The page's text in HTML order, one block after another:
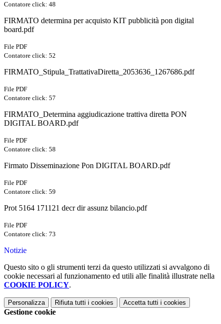
Contatore click: 48
FIRMATO determina per acquisto KIT pubblicità pon digital
board.pdf
File PDF
Contatore click: 52
FIRMATO_Stipula_TrattativaDiretta_2053636_1267686.pdf
File PDF
Contatore click: 57
FIRMATO_Determina aggiudicazione trattiva diretta PON
DIGITAL BOARD.pdf
File PDF
Contatore click: 58
Firmato Disseminazione Pon DIGITAL BOARD.pdf
File PDF
Contatore click: 59
Prot 5164 171121 decr dir assunz bilancio.pdf
File PDF
Contatore click: 73
Notizie
Questo sito o gli strumenti terzi da questo utilizzati si avvalgono di
cookie necessari al funzionamento ed utili alle finalità illustrate nella
COOKIE POLICY.
Personalizza Rifiuta tutti i cookies Accetta tutti i cookies
Gestione cookie